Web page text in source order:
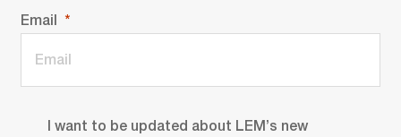
Email
I want to be updated about LEM’s new